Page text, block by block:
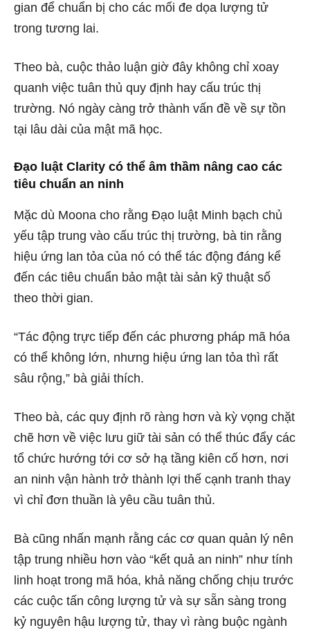
gian để chuẩn bị cho các mối đe dọa lượng tử
trong tương lai.
Theo bà, cuộc thảo luận giờ đây không chỉ xoay
quanh việc tuân thủ quy định hay cấu trúc thị
trường. Nó ngày càng trở thành vấn đề về sự tồn
tại lâu dài của mật mã học.
Đạo luật Clarity có thể âm thầm nâng cao các
tiêu chuẩn an ninh
Mặc dù Moona cho rằng Đạo luật Minh bạch chủ
yếu tập trung vào cấu trúc thị trường, bà tin rằng
hiệu ứng lan tỏa của nó có thể tác động đáng kể
đến các tiêu chuẩn bảo mật tài sản kỹ thuật số
theo thời gian.
“Tác động trực tiếp đến các phương pháp mã hóa
có thể không lớn, nhưng hiệu ứng lan tỏa thì rất
sâu rộng,” bà giải thích.
Theo bà, các quy định rõ ràng hơn và kỳ vọng chặt
chẽ hơn về việc lưu giữ tài sản có thể thúc đẩy các
tổ chức hướng tới cơ sở hạ tầng kiên cố hơn, nơi
an ninh vận hành trở thành lợi thế cạnh tranh thay
vì chỉ đơn thuần là yêu cầu tuân thủ.
Bà cũng nhấn mạnh rằng các cơ quan quản lý nên
tập trung nhiều hơn vào “kết quả an ninh” như tính
linh hoạt trong mã hóa, khả năng chống chịu trước
các cuộc tấn công lượng tử và sự sẵn sàng trong
kỷ nguyên hậu lượng tử, thay vì ràng buộc ngành